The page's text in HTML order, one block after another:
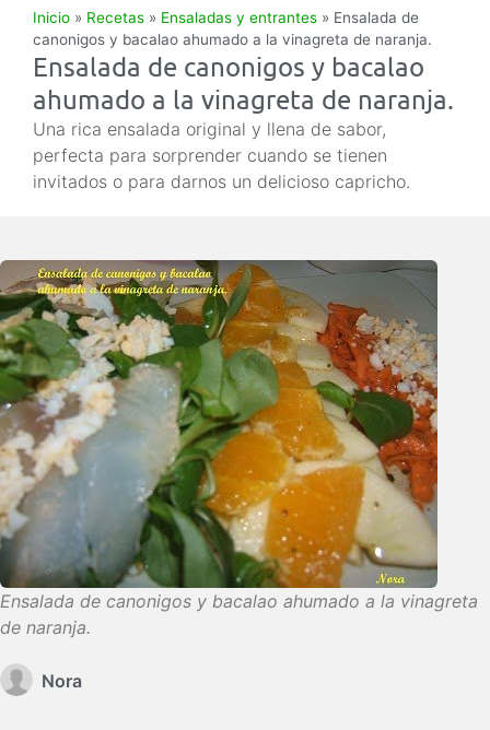
Inicio » Recetas » Ensaladas y entrantes » Ensalada de
canonigos y bacalao ahumado a la vinagreta de naranja.
Ensalada de canonigos y bacalao
ahumado a la vinagreta de naranja.
Una rica ensalada original y llena de sabor,
perfecta para sorprender cuando se tienen
invitados o para darnos un delicioso capricho.
Ensalada de canonigos y bacalao ahumado a la vinagreta
de naranja.
Nora